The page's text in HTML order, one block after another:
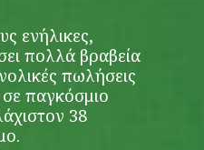
ενήλικες,
πολλά βραβεία
πωλήσεις
παγκόσμιο
38